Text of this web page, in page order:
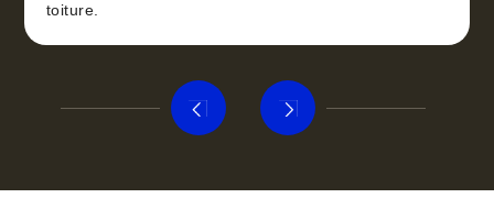
toiture.